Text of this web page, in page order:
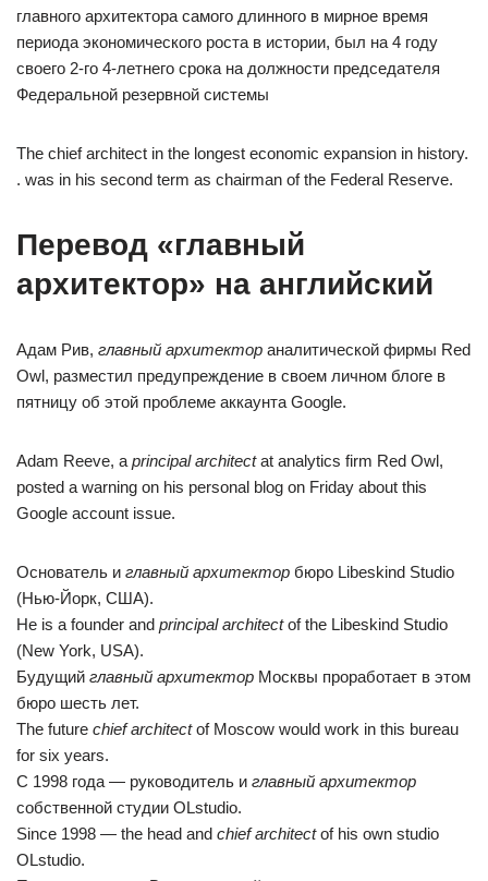
главного архитектора самого длинного в мирное время
периода экономического роста в истории, был на 4 году
своего 2-го 4-летнего срока на должности председателя
Федеральной резервной системы
The chief architect in the longest economic expansion in history.
. was in his second term as chairman of the Federal Reserve.
Перевод «главный
архитектор» на английский
Адам Рив, главный архитектор аналитической фирмы Red
Owl, разместил предупреждение в своем личном блоге в
пятницу об этой проблеме аккаунта Google.
Adam Reeve, a principal architectat analytics firm Red Owl,
posted a warning on his personal blog on Friday about this
Google account issue.
Основатель и главный архитектор бюро Libeskind Studio
(Нью-Йорк, США).
He is a founder and principal architectof the Libeskind Studio
(New York, USA).
Будущий главный архитектор Москвы проработает в этом
бюро шесть лет.
The future chief architectof Moscow would work in this bureau
for six years.
С 1998 года — руководитель и главный архитектор
собственной студии OLstudio.
Since 1998 — the head and chief architectof his own studio
OLstudio.